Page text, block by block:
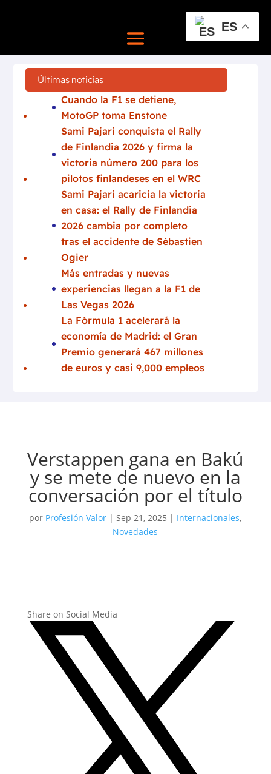
Últimas noticias
Cuando la F1 se detiene,
MotoGP toma Enstone
Sami Pajari conquista el Rally
de Finlandia 2026 y firma la
victoria número 200 para los
pilotos finlandeses en el WRC
Sami Pajari acaricia la victoria
en casa: el Rally de Finlandia
2026 cambia por completo
tras el accidente de Sébastien
Ogier
Más entradas y nuevas
experiencias llegan a la F1 de
Las Vegas 2026
La Fórmula 1 acelerará la
economía de Madrid: el Gran
Premio generará 467 millones
de euros y casi 9,000 empleos
Verstappen gana en Bakú
y se mete de nuevo en la
conversación por el título
por Profesión Valor |Sep 21, 2025 | Internacionales,
Novedades
Share on Social Media
ES